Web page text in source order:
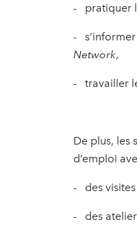
- pratiquer
- s’informer
Network,
- travailler
De plus, les
d’emploi
- des visites
- des